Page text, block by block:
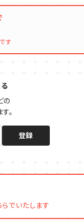
す
の
。
登録
でいたします